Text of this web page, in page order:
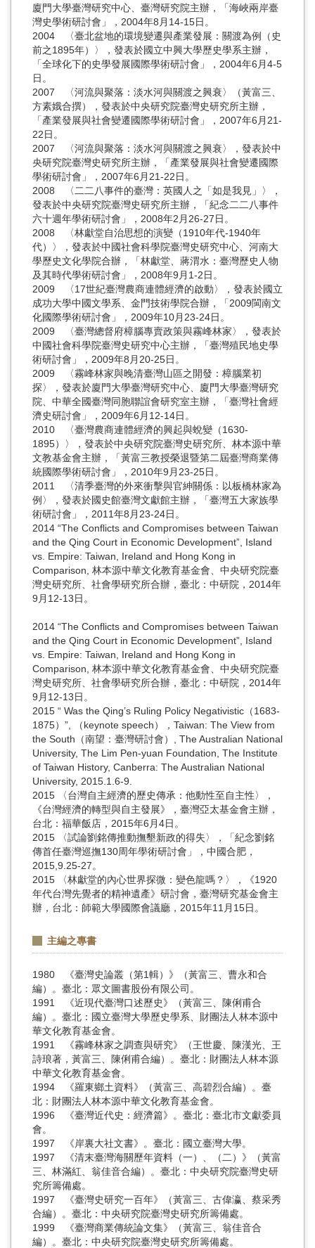
廈門大學臺灣研究中心、臺灣研究院主辦，「海峽兩岸臺
灣史學術研討會」，2004年8月14-15日。
2004 〈臺北盆地的環境變遷與產業發展：關渡為例（史
前之1895年）〉，發表於國立中興大學歷史學系主辦，
「全球化下的史學發展國際學術研討會」，2004年6月4-5
日。
2007 〈河流與聚落：淡水河與關渡之興衰〉（黃富三、
方素娥合撰），發表於中央研究院臺灣史研究所主辦，
「產業發展與社會變遷國際學術研討會」，2007年6月21-
22日。
2007 〈河流與聚落：淡水河與關渡之興衰〉，發表於中
央研究院臺灣史研究所主辦，「產業發展與社會變遷國際
學術研討會」，2007年6月21-22日。
2008 〈二二八事件的臺灣：英國人之「如是我見」〉，
發表於中央研究院臺灣史研究所主辦，「紀念二二八事件
六十週年學術研討會」，2008年2月26-27日。
2008 〈林獻堂自治思想的演變（1910年代-1940年
代）〉，發表於中國社會科學院臺灣史研究中心、河南大
學歷史文化學院合辦，「林獻堂、蔣渭水：臺灣歷史人物
及其時代學術研討會」，2008年9月1-2日。
2009 〈17世紀臺灣農商連體經濟的啟動〉，發表於國立
成功大學中國文學系、金門技術學院合辦，「2009閩南文
化國際學術研討會」，2009年10月23-24日。
2009 〈臺灣總督府樟腦專賣政策與霧峰林家〉，發表於
中國社會科學院臺灣史研究中心主辦，「臺灣殖民地史學
術研討會」，2009年8月20-25日。
2009 〈霧峰林家與晚清臺灣山區之開發：樟腦業初
探〉，發表於廈門大學臺灣研究中心、廈門大學臺灣研究
院、中華全國臺灣同胞聯誼會研究室主辦，「臺灣社會經
濟史研討會」，2009年6月12-14日。
2010 〈臺灣農商連體經濟的興起與蛻變（1630-
1895）〉，發表於中央研究院臺灣史研究所、林本源中華
文教基金會主辦，「黃富三教授榮退暨第二屆臺灣商業傳
統國際學術研討會」，2010年9月23-25日。
2011 〈清季臺灣的外來衝擊與官紳關係：以板橋林家為
例〉，發表於國史館臺灣文獻館主辦，「臺灣五大家族學
術研討會」，2011年8月23-24日。
2014 “The Conflicts and Compromises between Taiwan
and the Qing Court in Economic Development”, Island
vs. Empire: Taiwan, Ireland and Hong Kong in
Comparison, 林本源中華文化教育基金會、中央研究院臺
灣史研究所、社會學研究所合辦，臺北：中研院，2014年
9月12-13日。
2014 “The Conflicts and Compromises between Taiwan
and the Qing Court in Economic Development”, Island
vs. Empire: Taiwan, Ireland and Hong Kong in
Comparison, 林本源中華文化教育基金會、中央研究院臺
灣史研究所、社會學研究所合辦，臺北：中研院，2014年
9月12-13日。
2015 “ Was the Qing’s Ruling Policy Negativistic（1683-
1875）”, （keynote speech），Taiwan: The View from
the South（南望：臺灣研討會）, The Australian National
University, The Lim Pen-yuan Foundation, The Institute
of Taiwan History, Canberra: The Australian National
University, 2015.1.6-9.
2015 〈台灣自主經濟的歷史傳承：他動性至自主性〉，
《台灣經濟的轉型與自主發展》，臺灣亞太基金會主辦，
台北：福華飯店，2015年6月4日。
2015 〈試論劉銘傳推動撫墾新政的得失〉，「紀念劉銘
傳首任臺灣巡撫130周年學術研討會」，中國合肥，
2015,9.25-27。
2015 〈林獻堂的內心世界探微：變色龍嗎？〉，《1920
年代台灣先覺者的精神遺產》研討會，臺灣研究基金會主
辦，台北：師範大學國際會議廳，2015年11月15日。
主編之專書
1980 《臺灣史論叢（第1輯）》（黃富三、曹永和合
編）。臺北：眾文圖書股份有限公司。
1991 《近現代臺灣口述歷史》（黃富三、陳俐甫合
編）。臺北：國立臺灣大學歷史學系、財團法人林本源中
華文化教育基金會。
1991 《霧峰林家之調查與研究》（王世慶、陳漢光、王
詩琅著，黃富三、陳俐甫合編）。臺北：財團法人林本源
中華文化教育基金會。
1994 《羅東鄉土資料》（黃富三、高碧烈合編）。臺
北：財團法人林本源中華文化教育基金會。
1996 《臺灣近代史：經濟篇》。臺北：臺北市文獻委員
會。
1997 《岸裏大社文書》。臺北：國立臺灣大學。
1997 《清末臺灣海關歷年資料（一）、（二）》（黃富
三、林滿紅、翁佳音合編）。臺北：中央研究院臺灣史研
究所籌備處。
1997 《臺灣史研究一百年》（黃富三、古偉瀛、蔡采秀
合編）。臺北：中央研究院臺灣史研究所籌備處。
1999 《臺灣商業傳統論文集》（黃富三、翁佳音合
編）。臺北：中央研究院臺灣史研究所籌備處。